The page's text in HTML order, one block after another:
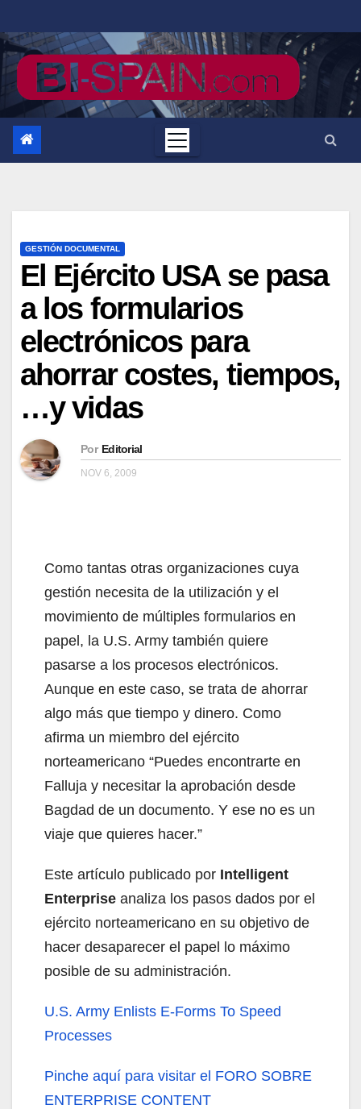
al
contenido
GESTIÓN DOCUMENTAL
El Ejército USA se pasa
a los formularios
electrónicos para
ahorrar costes, tiempos,
…y vidas
Por Editorial
NOV 6, 2009
Como tantas otras organizaciones cuya
gestión necesita de la utilización y el
movimiento de múltiples formularios en
papel, la U.S. Army también quiere
pasarse a los procesos electrónicos.
Aunque en este caso, se trata de ahorrar
algo más que tiempo y dinero. Como
afirma un miembro del ejército
norteamericano “Puedes encontrarte en
Falluja y necesitar la aprobación desde
Bagdad de un documento. Y ese no es un
viaje que quieres hacer.”
Este artículo publicado por Intelligent
Enterprise analiza los pasos dados por el
ejército norteamericano en su objetivo de
hacer desaparecer el papel lo máximo
posible de su administración.
U.S. Army Enlists E-Forms To Speed
Processes
Pinche aquí para visitar el FORO SOBRE
ENTERPRISE CONTENT